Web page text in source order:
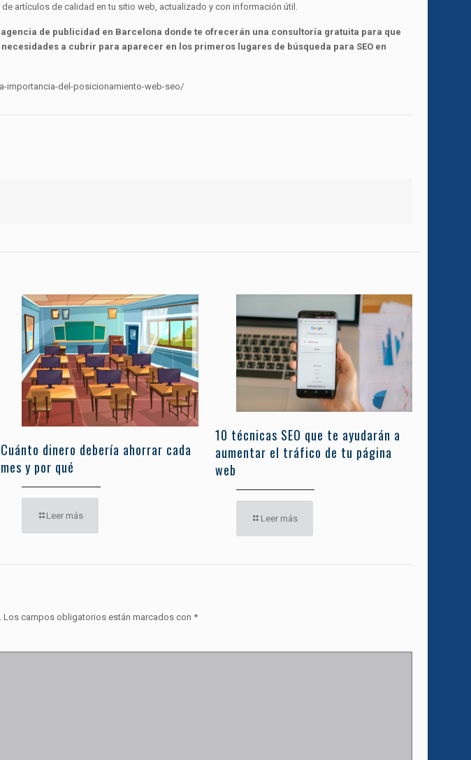
artículos de calidad en tu sitio web, actualizado y con información útil.
de publicidad en Barcelona donde te ofrecerán una consultoría gratuita para que
a cubrir para aparecer en los primeros lugares de búsqueda para SEO en
importancia-del-posicionamiento-web-seo/
Cuánto dinero debería ahorrar cada
mes y por qué
Leer más
10 técnicas SEO que te ayudarán a
aumentar el tráfico de tu página
web
Leer más
Los campos obligatorios están marcados con *